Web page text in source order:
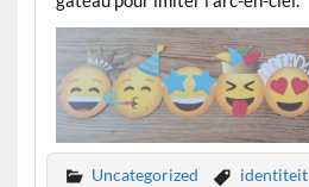
Uncategorized identiteit